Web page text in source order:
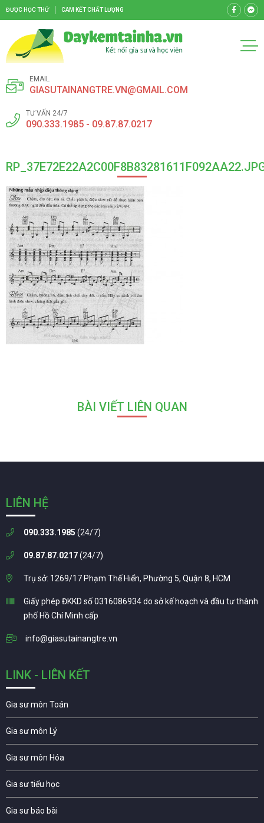
ĐƯỢC HỌC THỬ CAM KẾT CHẤT LƯỢNG
EMAIL
GIASUTAINANGTRE.VN@GMAIL.COM
TƯ VẤN 24/7
090.333.1985 - 09.87.87.0217
BÀI VIẾT LIÊN QUAN
LIÊN HỆ
090.333.1985 (24/7)
09.87.87.0217(24/7)
Trụ sở: 1269/17 Phạm Thế Hiển, Phường 5, Quận 8, HCM
Giấy phép ĐKKD số 0316086934 do sở kế hoạch và đầu tư thành
phố Hồ Chí Minh cấp
info@giasutainangtre.vn
LINK - LIÊN KẾT
Gia sư môn Toán
Gia sư môn Lý
Gia sư môn Hóa
Gia sư tiểu học
Gia sư báo bài